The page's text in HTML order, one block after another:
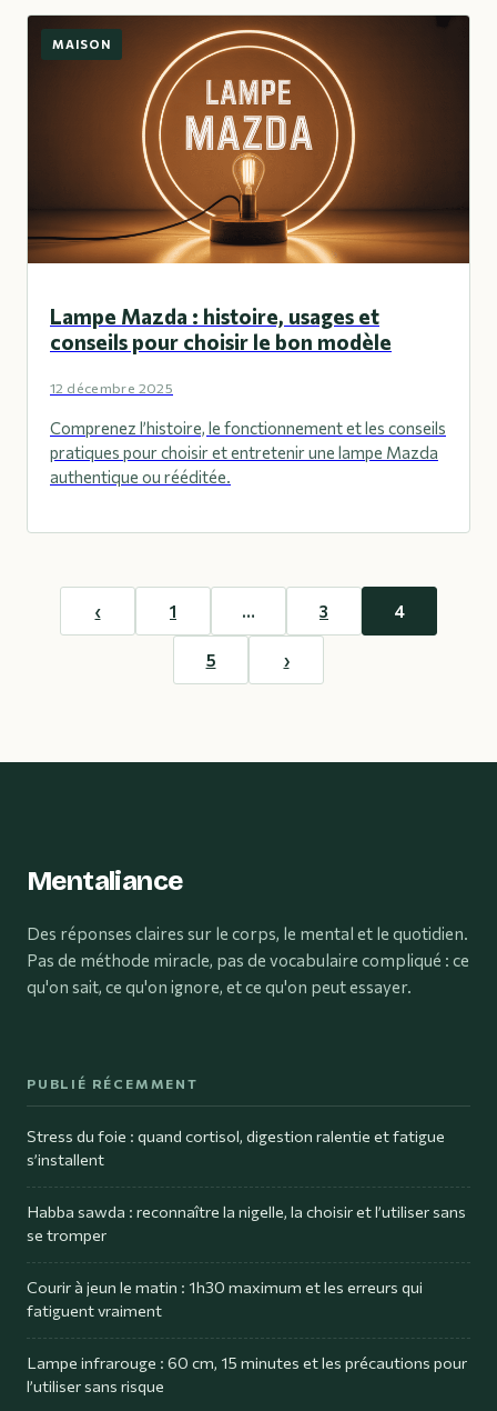
MAISON
Lampe Mazda : histoire, usages et
conseils pour choisir le bon modèle
12 décembre 2025
Comprenez l’histoire, le fonctionnement et les conseils
pratiques pour choisir et entretenir une lampe Mazda
authentique ou rééditée.
‹ 1 … 3 4
5 ›
Mentaliance
Des réponses claires sur le corps, le mental et le quotidien.
Pas de méthode miracle, pas de vocabulaire compliqué : ce
qu'on sait, ce qu'on ignore, et ce qu'on peut essayer.
PUBLIÉ RÉCEMMENT
Stress du foie : quand cortisol, digestion ralentie et fatigue
s’installent
Habba sawda : reconnaître la nigelle, la choisir et l’utiliser sans
se tromper
Courir à jeun le matin : 1h30 maximum et les erreurs qui
fatiguent vraiment
Lampe infrarouge : 60 cm, 15 minutes et les précautions pour
l’utiliser sans risque